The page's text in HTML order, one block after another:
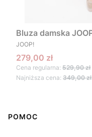
Bluza damska
PRODUCENT
JOOP!
Cena promocyjna
279,00 zł
Cena regularna: 529,90 zł
Najniższa cena: 349,00 zł
Linki w stopce
POMOC